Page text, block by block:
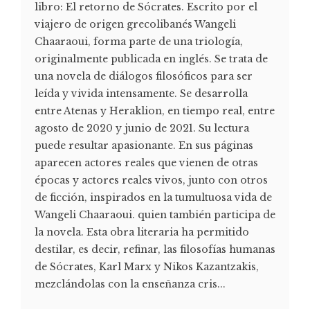
libro: El retorno de Sócrates. Escrito por el
viajero de origen grecolibanés Wangeli
Chaaraoui, forma parte de una triología,
originalmente publicada en inglés. Se trata de
una novela de diálogos filosóficos para ser
leída y vivida intensamente. Se desarrolla
entre Atenas y Heraklion, en tiempo real, entre
agosto de 2020 y junio de 2021. Su lectura
puede resultar apasionante. En sus páginas
aparecen actores reales que vienen de otras
épocas y actores reales vivos, junto con otros
de ficción, inspirados en la tumultuosa vida de
Wangeli Chaaraoui. quien también participa de
la novela. Esta obra literaria ha permitido
destilar, es decir, refinar, las filosofías humanas
de Sócrates, Karl Marx y Nikos Kazantzakis,
mezclándolas con la enseñanza cris...